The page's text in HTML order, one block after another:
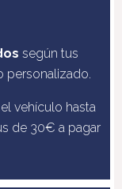
según tus
personalizado.
vehículo hasta
de 30€ a pagar